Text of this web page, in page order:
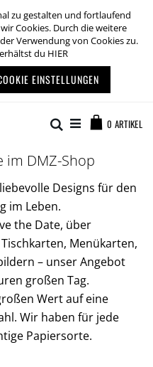
zu gestalten und fortlaufend
Cookies. Durch die weitere
Verwendung von Cookies zu.
du HIER
EINSTELLUNGEN
0 ARTIKEL
Suche
im DMZ-Shop
Designs für den
im Leben.
the Date, über
Menükarten,
– unser Angebot
großen Tag.
Wert auf eine
Wir haben für jede
Papiersorte.